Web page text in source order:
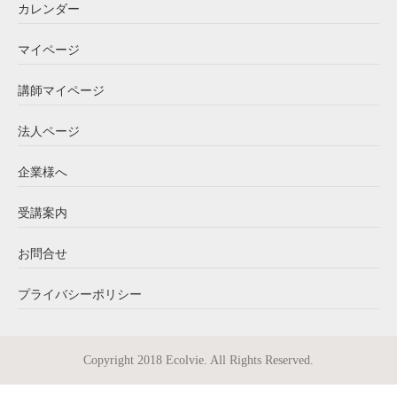
カレンダー
マイページ
講師マイページ
法人ページ
企業様へ
受講案内
お問合せ
プライバシーポリシー
Copyright 2018 Ecolvie. All Rights Reserved.